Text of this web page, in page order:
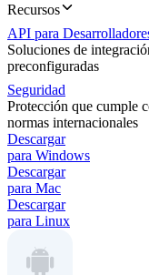
Recursos
API para
Soluciones de
preconfiguradas
Seguridad
Protección que cumple
normas internacionales
Descargar
para Windows
Descargar
para Mac
Descargar
para Linux